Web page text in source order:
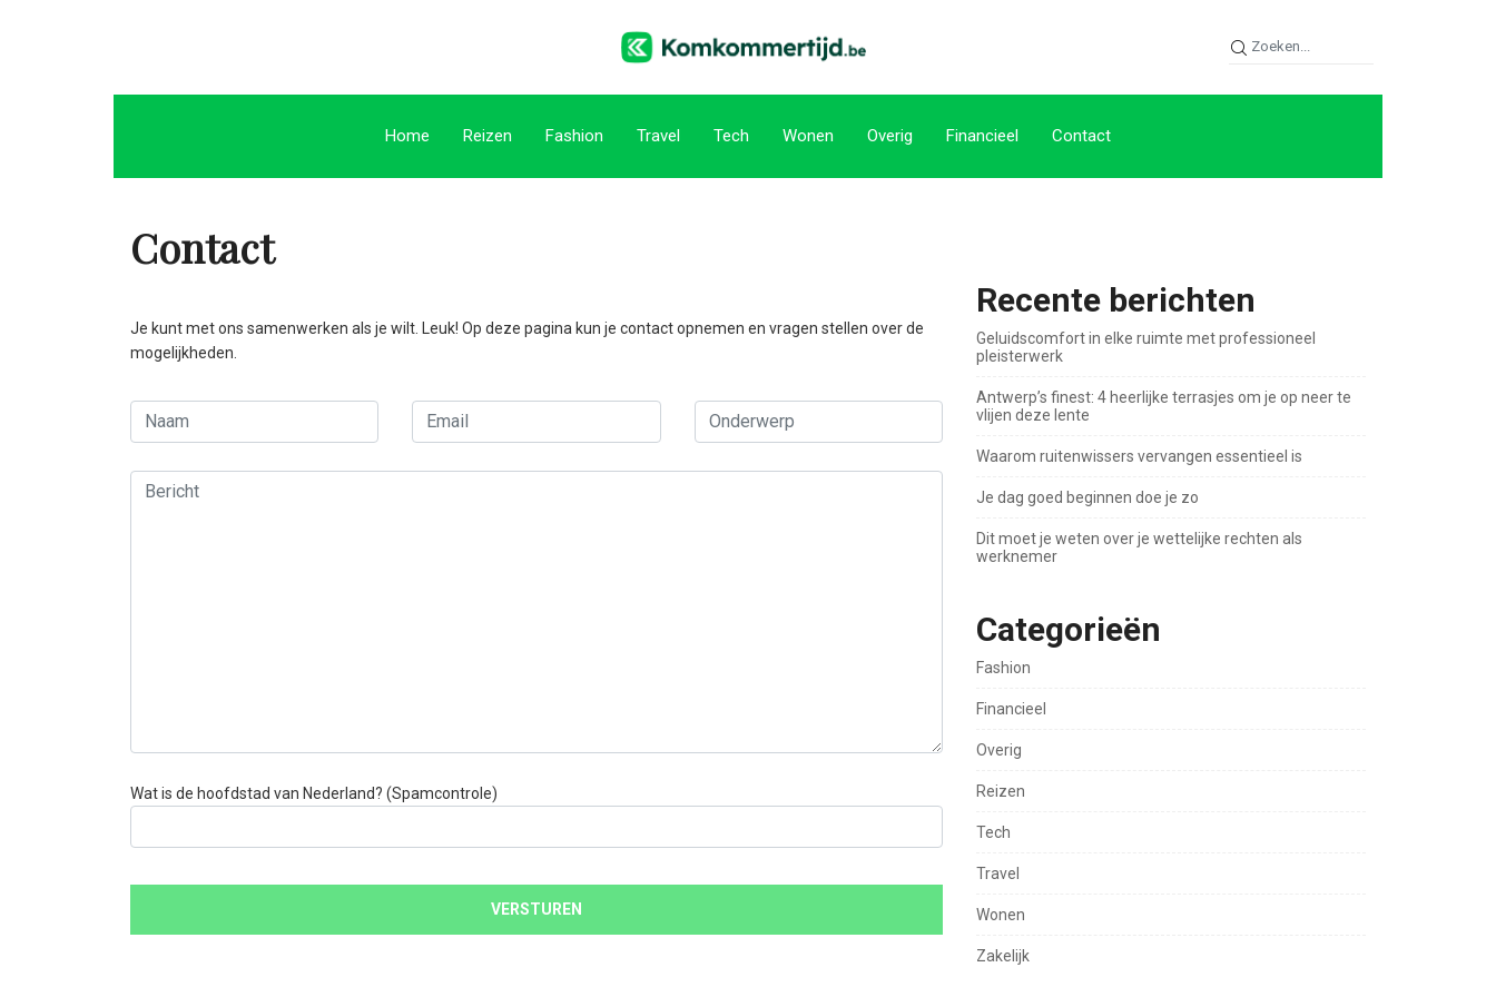
Home Reizen Fashion Travel Tech Wonen Overig Financieel Contact
Contact
Je kunt met ons samenwerken als je wilt. Leuk! Op deze pagina kun je contact opnemen en vragen stellen over de
mogelijkheden.
Wat is de hoofdstad van Nederland? (Spamcontrole)
Recente berichten
Geluidscomfort in elke ruimte met professioneel
pleisterwerk
Antwerp’s finest: 4 heerlijke terrasjes om je op neer te
vlijen deze lente
Waarom ruitenwissers vervangen essentieel is
Je dag goed beginnen doe je zo
Dit moet je weten over je wettelijke rechten als
werknemer
Categorieën
Fashion
Financieel
Overig
Reizen
Tech
Travel
Wonen
Zakelijk